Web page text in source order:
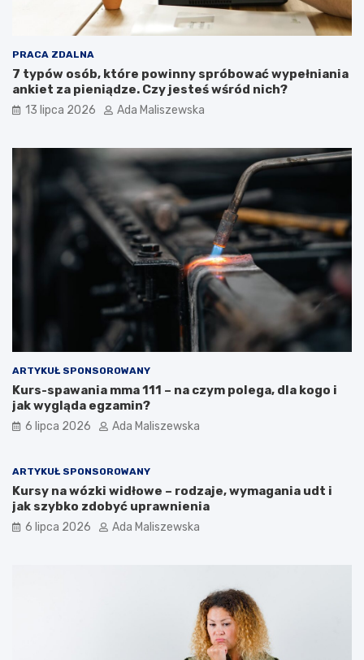
PRACA ZDALNA
7 typów osób, które powinny spróbować wypełniania
ankiet za pieniądze. Czy jesteś wśród nich?
13 lipca 2026 Ada Maliszewska
ARTYKUŁ SPONSOROWANY
Kurs-spawania mma 111 – na czym polega, dla kogo i
jak wygląda egzamin?
6 lipca 2026 Ada Maliszewska
ARTYKUŁ SPONSOROWANY
Kursy na wózki widłowe – rodzaje, wymagania udt i
jak szybko zdobyć uprawnienia
6 lipca 2026 Ada Maliszewska